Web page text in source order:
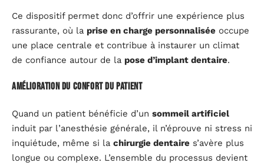
Ce dispositif permet donc d’offrir une expérience plus
rassurante, où la prise en charge personnalisée occupe
une place centrale et contribue à instaurer un climat
de confiance autour de la pose d’implant dentaire.
Amélioration du confort du patient
Quand un patient bénéficie d’un sommeil artificiel
induit par l’anesthésie générale, il n’éprouve ni stress ni
inquiétude, même si la chirurgie dentaire s’avère plus
longue ou complexe. L’ensemble du processus devient